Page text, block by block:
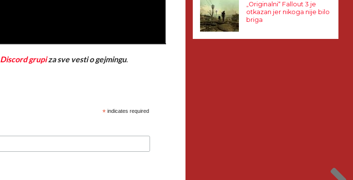
Discord grupiza sve vesti o gejmingu.
* indicates required
„Originalni“ Fallout 3 je
otkazan jer nikoga nije bilo
briga